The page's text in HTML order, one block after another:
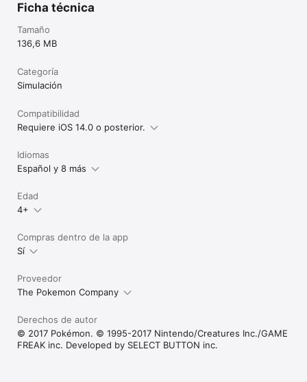
・ Para cualquier consulta
Visita support-es.pokemon.com para informarte de cualquier
problema referente a Pokémon: Magikarp Jump.
Ficha técnica
Tamaño
136,6 MB
Categoría
Simulación
Compatibilidad
Requiere iOS 14.0 o posterior.
Idiomas
Español y 8 más
Edad
4+
Compras dentro de la app
Sí
Proveedor
The Pokemon Company
Derechos de autor
© 2017 Pokémon. © 1995-2017 Nintendo/Creatures Inc./GAME
FREAK inc. Developed by SELECT BUTTON inc.